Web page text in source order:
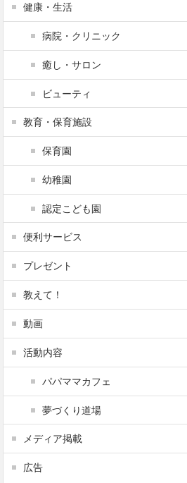
健康・生活
病院・クリニック
癒し・サロン
ビューティ
教育・保育施設
保育園
幼稚園
認定こども園
便利サービス
プレゼント
教えて！
動画
活動内容
パパママカフェ
夢づくり道場
メディア掲載
広告